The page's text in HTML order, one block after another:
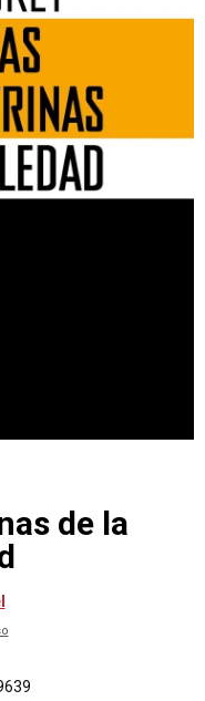
de la